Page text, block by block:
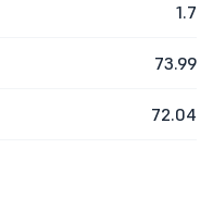
1.7
73.99
72.04